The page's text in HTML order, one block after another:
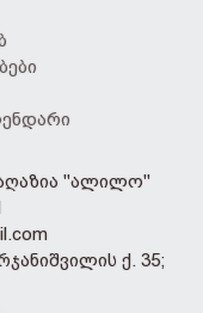
"ალილო"
ქ. 35;